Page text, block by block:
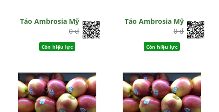
Táo Ambrosia Mỹ
0 đ
Còn hiệu lực
Táo Ambrosia Mỹ
0 đ
Còn hiệu lực